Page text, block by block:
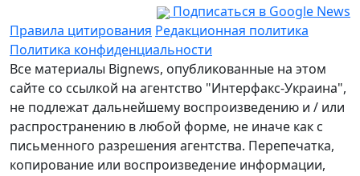
Подписаться в Google News
Правила цитирования Редакционная политика
Политика конфиденциальности
Все материалы Bignews, опубликованные на этом
сайте со ссылкой на агентство "Интерфакс-Украина",
не подлежат дальнейшему воспроизведению и / или
распространению в любой форме, не иначе как с
письменного разрешения агентства. Перепечатка,
копирование или воспроизведение информации,